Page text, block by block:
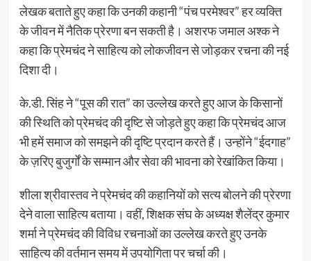
लेखक बताते हुए कहा कि उनकी कहानी “पंच परमेश्वर” हर व्यक्ति
के जीवन में नैतिक प्रेरणा बन सकती है। अशरफ जमाल अश्क ने
कहा कि प्रेमचंद ने साहित्य को लोकजीवन से जोड़कर रचना की नई
दिशा दी।
के.डी. सिंह ने “पूस की रात” का उल्लेख करते हुए आज के किसानों
की स्थिति को प्रेमचंद की दृष्टि से जोड़ते हुए कहा कि प्रेमचंद आज
भी हमें समाज को समझने की दृष्टि प्रदान करते हैं। उन्होंने “ईदगाह”
के ज़रिए बुजुर्गों के सम्मान और सेवा की भावना को रेखांकित किया।
शीला श्रीवास्तव ने प्रेमचंद की कहानियों को सत्य बोलने की प्रेरणा
देने वाला साहित्य बताया। वहीं, शिक्षक संघ के अध्यक्ष शैलेंद्र कुमार
शर्मा ने प्रेमचंद की विविध रचनाओं का उल्लेख करते हुए उनके
साहित्य की वर्तमान समय में उपयोगिता पर चर्चा की।